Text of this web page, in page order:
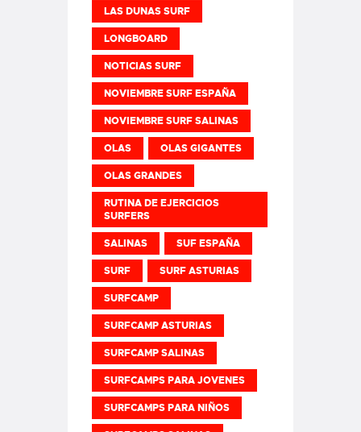
LAS DUNAS SURF
LONGBOARD
NOTICIAS SURF
NOVIEMBRE SURF ESPAÑA
NOVIEMBRE SURF SALINAS
OLAS OLAS GIGANTES
OLAS GRANDES
RUTINA DE EJERCICIOS
SURFERS
SALINAS SUF ESPAÑA
SURF SURF ASTURIAS
SURFCAMP
SURFCAMP ASTURIAS
SURFCAMP SALINAS
SURFCAMPS PARA JOVENES
SURFCAMPS PARA NIÑOS